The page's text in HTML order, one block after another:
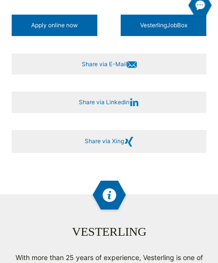
Apply online now Vesterling­JobBox
Share via E-Mail
Share via Linkedin
Share via Xing
VESTERLING
With more than 25 years of experience, Vesterling is one of